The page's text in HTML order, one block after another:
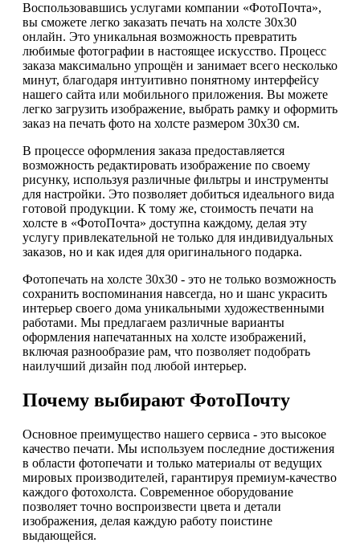
Воспользовавшись услугами компании «ФотоПочта»,
вы сможете легко заказать печать на холсте 30х30
онлайн. Это уникальная возможность превратить
любимые фотографии в настоящее искусство. Процесс
заказа максимально упрощён и занимает всего несколько
минут, благодаря интуитивно понятному интерфейсу
нашего сайта или мобильного приложения. Вы можете
легко загрузить изображение, выбрать рамку и оформить
заказ на печать фото на холсте размером 30х30 см.
В процессе оформления заказа предоставляется
возможность редактировать изображение по своему
рисунку, используя различные фильтры и инструменты
для настройки. Это позволяет добиться идеального вида
готовой продукции. К тому же, стоимость печати на
холсте в «ФотоПочта» доступна каждому, делая эту
услугу привлекательной не только для индивидуальных
заказов, но и как идея для оригинального подарка.
Фотопечать на холсте 30х30 - это не только возможность
сохранить воспоминания навсегда, но и шанс украсить
интерьер своего дома уникальными художественными
работами. Мы предлагаем различные варианты
оформления напечатанных на холсте изображений,
включая разнообразие рам, что позволяет подобрать
наилучший дизайн под любой интерьер.
Почему выбирают ФотоПочту
Основное преимущество нашего сервиса - это высокое
качество печати. Мы используем последние достижения
в области фотопечати и только материалы от ведущих
мировых производителей, гарантируя премиум-качество
каждого фотохолста. Современное оборудование
позволяет точно воспроизвести цвета и детали
изображения, делая каждую работу поистине
выдающейся.